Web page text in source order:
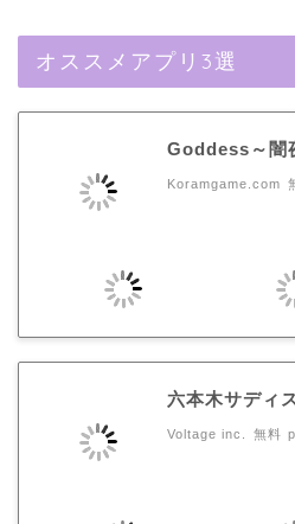
オススメアプリ3選
Goddess～闇
Koramgame.com
六本木サディ
Voltage inc. 無料